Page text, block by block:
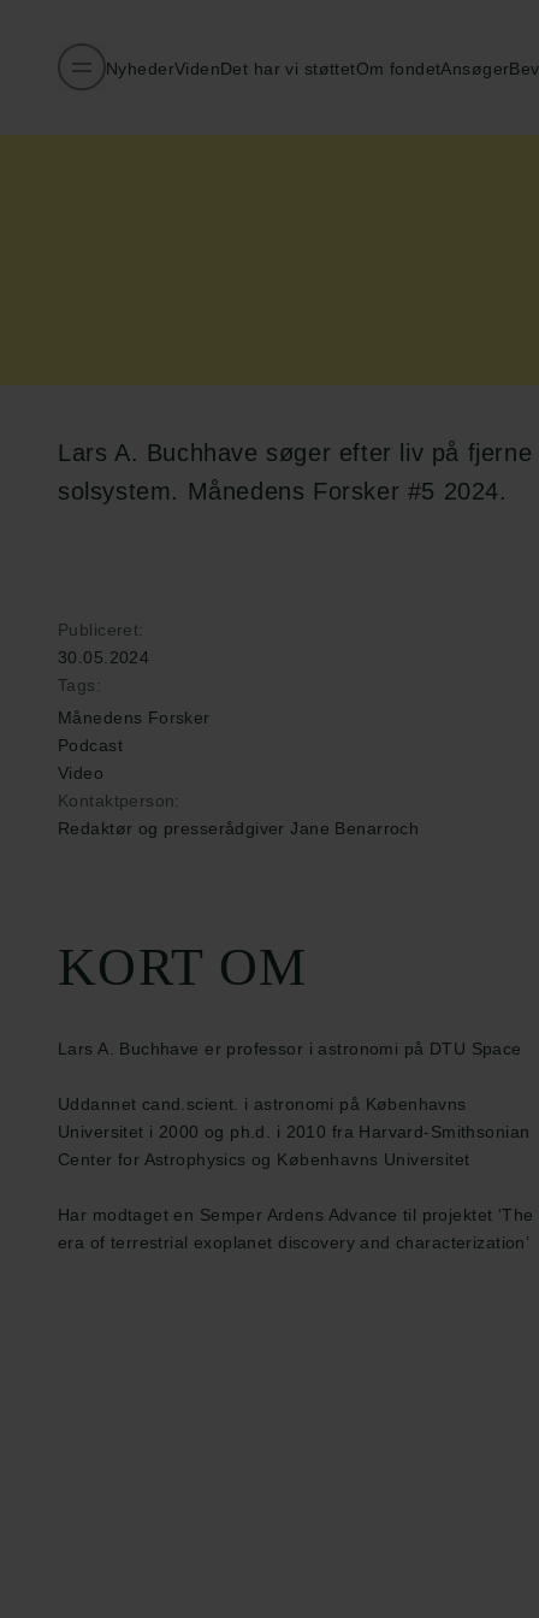
NyhederVidenDet har vi støttetOm fondetAnsøger
Lars A. Buchhave søger efter liv på
solsystem. Månedens Forsker #5 2024.
Publiceret:
30.05.2024
Tags:
Månedens Forsker
Podcast
Video
Kontaktperson:
Redaktør og presserådgiver Jane Benarroch
KORT OM
Lars A. Buchhave er professor i astronomi på DTU Space
Uddannet cand.scient. i astronomi på Københavns
Universitet i 2000 og ph.d. i 2010 fra Harvard-Smithsonian
Center for Astrophysics og Københavns Universitet
Har modtaget en Semper Ardens Advance til projektet ‘The